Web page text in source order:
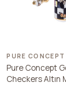
PURE CONCEPT
Pure Concept
Checkers Altın